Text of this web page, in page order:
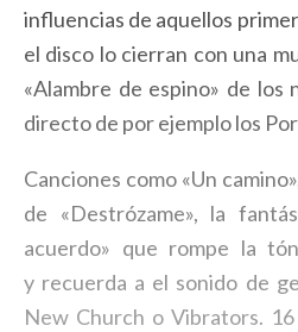
influencias de aquellos
el disco lo cierran con una
«Alambre de espino» de los
directo de por ejemplo los
Canciones como «Un
de «Destrózame», la
acuerdo» que rompe la
y recuerda a el sonido de
New Church o Vibrators.